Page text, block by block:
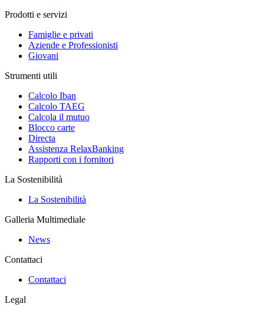
Prodotti e servizi
Famiglie e privati
Aziende e Professionisti
Giovani
Strumenti utili
Calcolo Iban
Calcolo TAEG
Calcola il mutuo
Blocco carte
Directa
Assistenza RelaxBanking
Rapporti con i fornitori
La Sostenibilità
La Sostenibilità
Galleria Multimediale
News
Contattaci
Contattaci
Legal